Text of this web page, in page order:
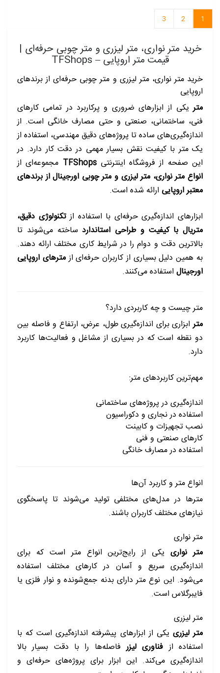
1
2
3
خرید متر نواری، متر لیزری و متر چوبی حرفه‌ای |
قیمت متر اروپایی – TFShops
خرید متر نواری، متر لیزری و متر چوبی حرفه‌ای از برندهای
اروپایی
متریکی از ابزارهای ضروری و پرکاربرد در تمامی کارهای
فنی، ساختمانی، صنعتی و حتی مصارف خانگی است. از
اندازه‌گیری‌های ساده تا پروژه‌های دقیق مهندسی، استفاده از
یک متر با کیفیت نقش بسیار مهمی در دقت کار دارد. در
این صفحه از فروشگاه اینترنتیTFShops مجموعه‌ای از
انواع متر نواری، متر لیزری و متر چوبی اورجینال از برندهای
معتبر اروپایی ارائه شده است.
ابزارهای اندازه‌گیری حرفه‌ای با استفاده ازتکنولوژی دقیق،
متریال با کیفیت و طراحی استانداردساخته می‌شوند تا
بالاترین دقت و دوام را در شرایط کاری مختلف ارائه دهند.
به همین دلیل بسیاری از کاربران حرفه‌ای ازمترهای اروپایی
اورجینال استفاده می‌کنند.
متر چیست و چه کاربردی دارد؟
مترابزاری برای اندازه‌گیری طول، عرض، ارتفاع و فاصله بین
دو نقطه است که در بسیاری از مشاغل و فعالیت‌ها کاربرد
دارد.
مهم‌ترین کاربردهای متر:
اندازه‌گیری در پروژه‌های ساختمانی
استفاده در نجاری و دکوراسیون
نصب تجهیزات و کابینت
کارهای صنعتی و فنی
استفاده در مصارف خانگی
انواع متر و کاربرد آن‌ها
مترها در مدل‌های مختلفی تولید می‌شوند تا پاسخگوی
نیازهای مختلف کاربران باشند.
متر نواری
متر نوارییکی از رایج‌ترین انواع متر است که برای
اندازه‌گیری سریع و آسان در کارهای مختلف استفاده
می‌شود. این نوع متر دارای بدنه جمع‌شونده و نوار فلزی یا
فایبرگلاس است.
متر لیزری
متر لیزری یکی از ابزارهای پیشرفته اندازه‌گیری است که با
استفاده از فناوری لیزرفاصله‌ها را با دقت بسیار بالا
اندازه‌گیری می‌کند. این ابزار برای پروژه‌های حرفه‌ای و